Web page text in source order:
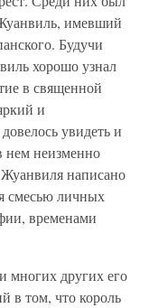
имевший
Будучи
хорошо узнал
в священной
и
увидеть и
нем неизменно
написано
смесью личных
временами
многих других его
в том, что король